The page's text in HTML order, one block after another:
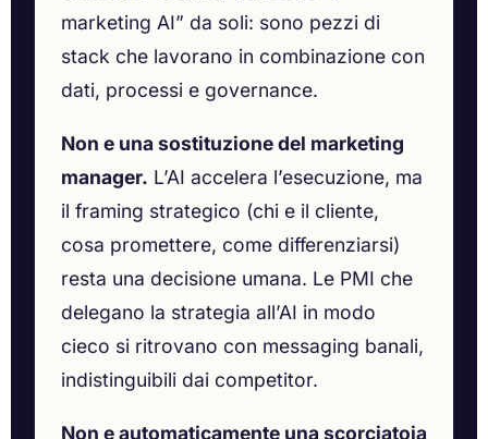
marketing AI” da soli: sono pezzi di
stack che lavorano in combinazione con
dati, processi e governance.
Non e una sostituzione del marketing
manager. L’AI accelera l’esecuzione, ma
il framing strategico (chi e il cliente,
cosa promettere, come differenziarsi)
resta una decisione umana. Le PMI che
delegano la strategia all’AI in modo
cieco si ritrovano con messaging banali,
indistinguibili dai competitor.
Non e automaticamente una scorciatoia